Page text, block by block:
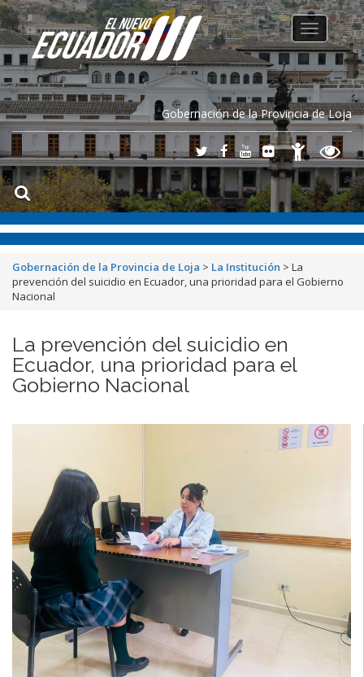
Gobernación de la Provincia de Loja
Toggle
navigation
Gobernación de la Provincia de Loja > La Institución > La
prevención del suicidio en Ecuador, una prioridad para el Gobierno
Nacional
La prevención del suicidio en
Ecuador, una prioridad para el
Gobierno Nacional